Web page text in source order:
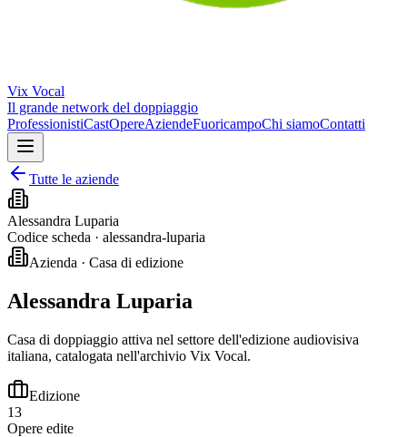
Vix Vocal
Il grande network del doppiaggio
ProfessionistiCastOpereAziendeFuoricampoChi siamoContatti
Tutte le aziende
Alessandra Luparia
Codice scheda · alessandra-luparia
Azienda · Casa di edizione
Alessandra Luparia
Casa di doppiaggio attiva nel settore dell'edizione audiovisiva
italiana, catalogata nell'archivio Vix Vocal.
Edizione
13
Opere edite